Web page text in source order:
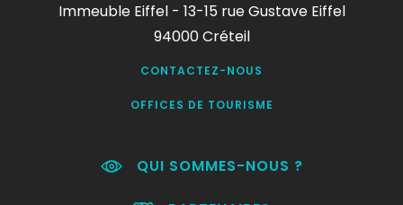
Immeuble Eiffel - 13-15 rue Gustave Eiffel
94000 Créteil
CONTACTEZ-NOUS
OFFICES DE TOURISME
QUI SOMMES-NOUS ?